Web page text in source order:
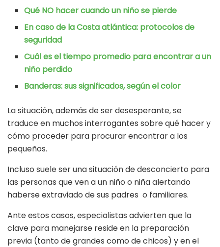
Qué NO hacer cuando un niño se pierde
En caso de la Costa atlántica: protocolos de
seguridad
Cuál es el tiempo promedio para encontrar a un
niño perdido
Banderas: sus significados, según el color
La situación, además de ser desesperante, se
traduce en muchos interrogantes sobre qué hacer y
cómo proceder para procurar encontrar a los
pequeños.
Incluso suele ser una situación de desconcierto para
las personas que ven a un niño o niña alertando
haberse extraviado de sus padres o familiares.
Ante estos casos, especialistas advierten que la
clave para manejarse reside en la preparación
previa (tanto de grandes como de chicos) y en el